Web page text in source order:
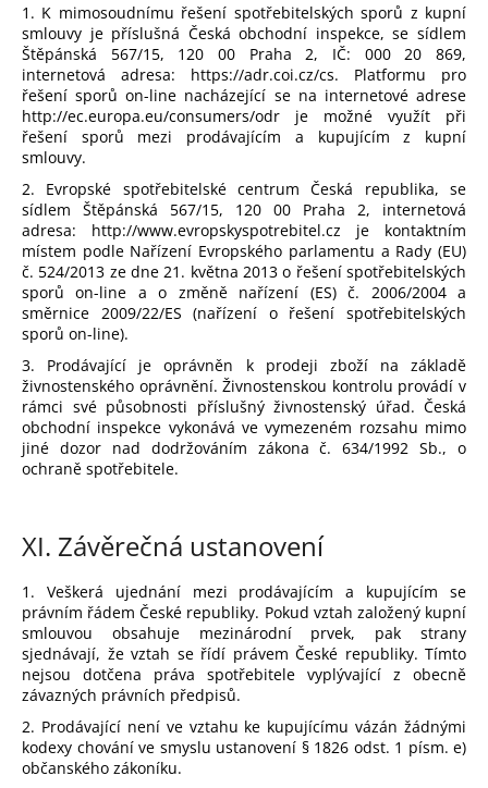
1. K mimosoudnímu řešení spotřebitelských sporů z kupní
smlouvy je příslušná Česká obchodní inspekce, se sídlem
Štěpánská 567/15, 120 00 Praha 2, IČ: 000 20 869,
internetová adresa: https://adr.coi.cz/cs. Platformu pro
řešení sporů on-line nacházející se na internetové adrese
http://ec.europa.eu/consumers/odr je možné využít při
řešení sporů mezi prodávajícím a kupujícím z kupní
smlouvy.
2. Evropské spotřebitelské centrum Česká republika, se
sídlem Štěpánská 567/15, 120 00 Praha 2, internetová
adresa: http://www.evropskyspotrebitel.cz je kontaktním
místem podle Nařízení Evropského parlamentu a Rady (EU)
č. 524/2013 ze dne 21. května 2013 o řešení spotřebitelských
sporů on-line a o změně nařízení (ES) č. 2006/2004 a
směrnice 2009/22/ES (nařízení o řešení spotřebitelských
sporů on-line).
3. Prodávající je oprávněn k prodeji zboží na základě
živnostenského oprávnění. Živnostenskou kontrolu provádí v
rámci své působnosti příslušný živnostenský úřad. Česká
obchodní inspekce vykonává ve vymezeném rozsahu mimo
jiné dozor nad dodržováním zákona č. 634/1992 Sb., o
ochraně spotřebitele.
XI. Závěrečná ustanovení
1. Veškerá ujednání mezi prodávajícím a kupujícím se
právním řádem České republiky. Pokud vztah založený kupní
smlouvou obsahuje mezinárodní prvek, pak strany
sjednávají, že vztah se řídí právem České republiky. Tímto
nejsou dotčena práva spotřebitele vyplývající z obecně
závazných právních předpisů.
2. Prodávající není ve vztahu ke kupujícímu vázán žádnými
kodexy chování ve smyslu ustanovení § 1826 odst. 1 písm. e)
občanského zákoníku.